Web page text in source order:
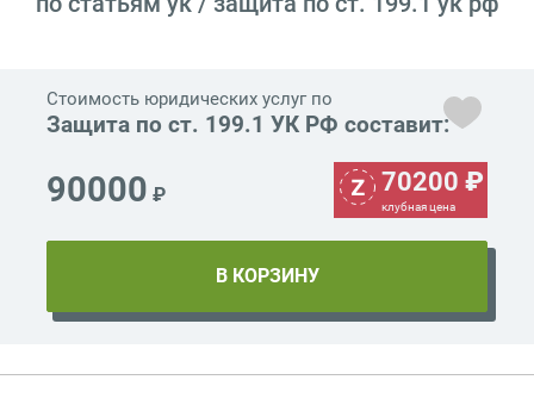
Стоимость юридических услуг по
Защита по ст. 199.1 УК РФ составит:
90000 ₽ 70200 ₽
клубная цена